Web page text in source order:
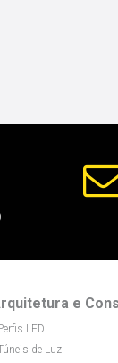
e
LED
de Luz